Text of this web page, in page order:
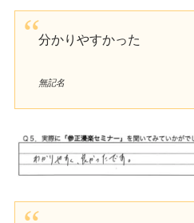
分かりやすかった
無記名